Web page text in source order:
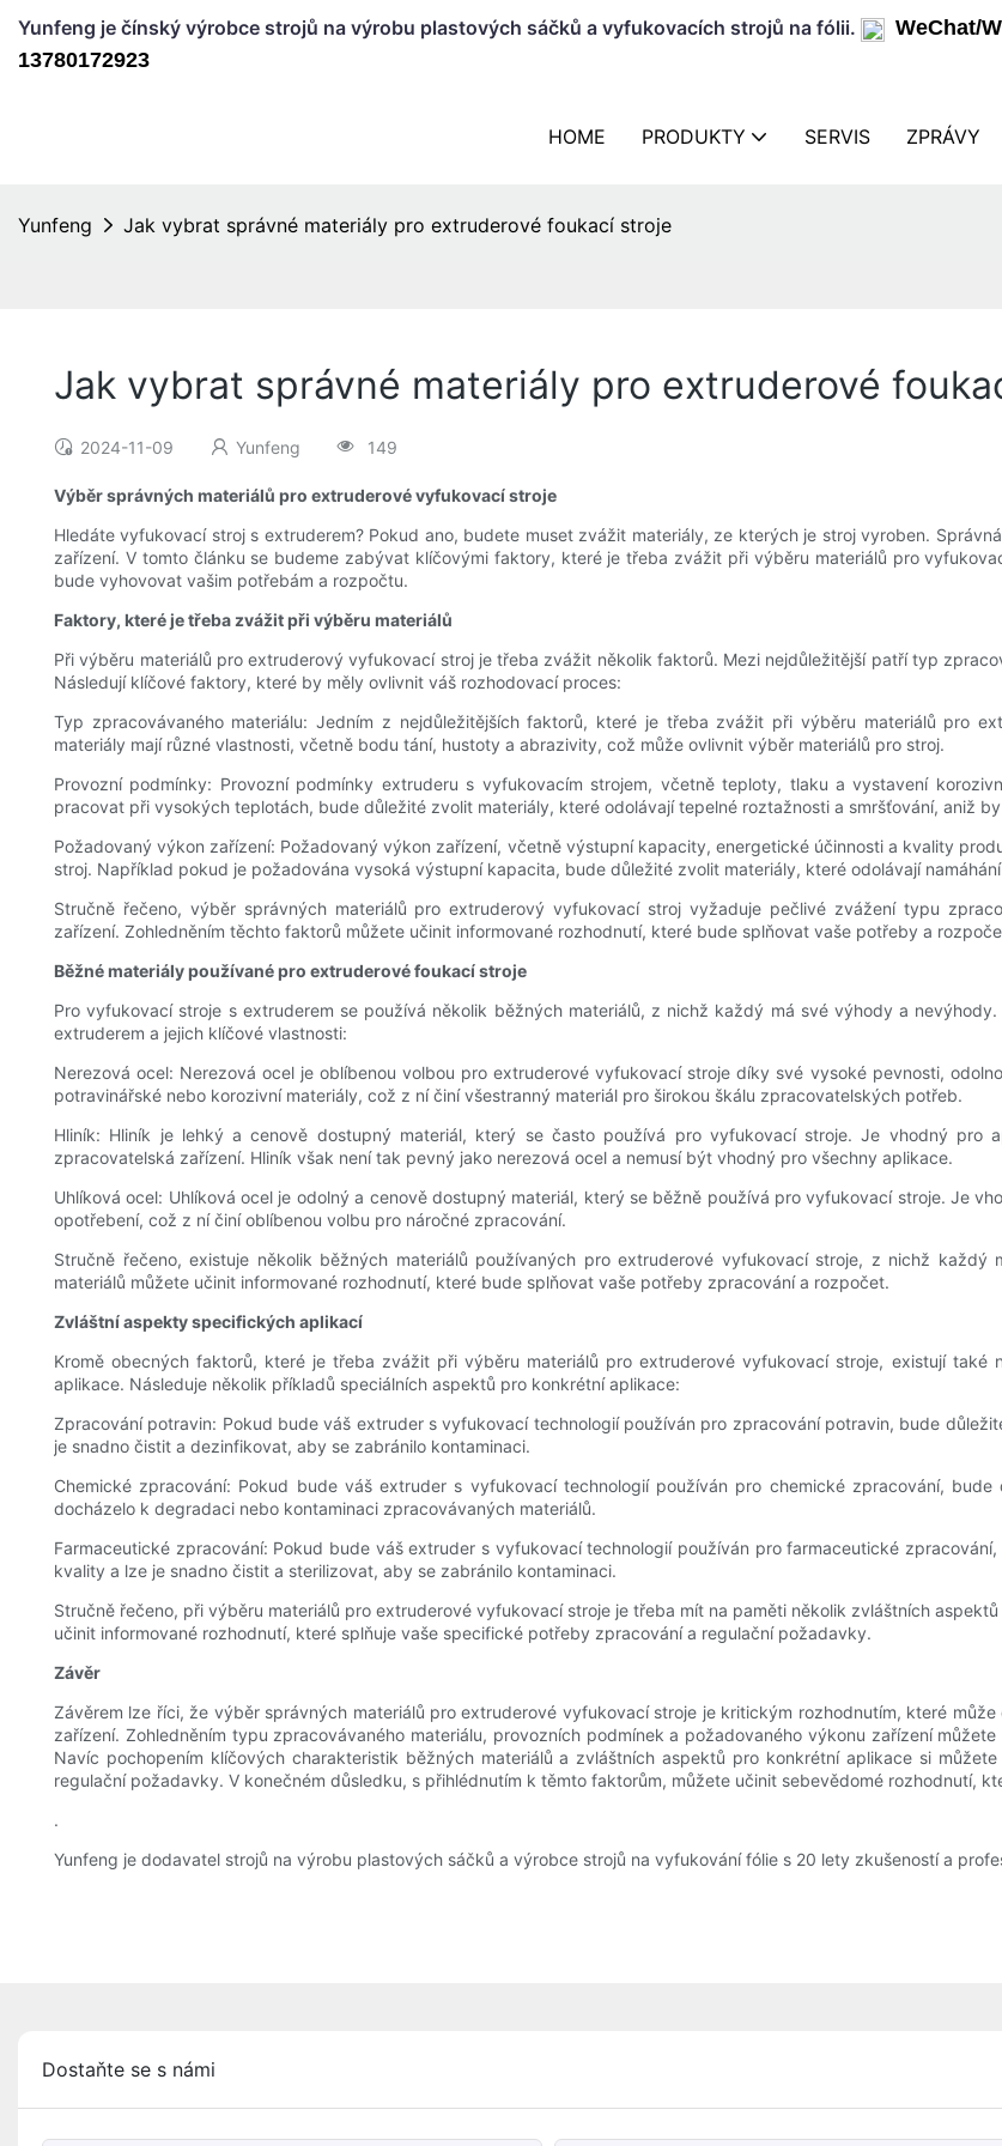
Yunfeng je čínský výrobce strojů na výrobu plastových sáčků a vyfukovacích strojů na fólii.
WeChat/
13780172923
HOME PRODUKTY SERVIS ZPRÁVY
Yunfeng Jak vybrat správné materiály pro extruderové foukací stroje
Jak vybrat správné materiály pro extruderové
2024-11-09 Yunfeng 149
Výběr správných materiálů pro extruderové vyfukovací stroje
Hledáte vyfukovací stroj s extruderem? Pokud ano, budete muset zvážit materiály, ze kterých je stroj vyroben.
zařízení. V tomto článku se budeme zabývat klíčovými faktory, které je třeba zvážit při výběru materiálů pro
bude vyhovovat vašim potřebám a rozpočtu.
Faktory, které je třeba zvážit při výběru materiálů
Při výběru materiálů pro extruderový vyfukovací stroj je třeba zvážit několik faktorů. Mezi nejdůležitější patří typ
Následují klíčové faktory, které by měly ovlivnit váš rozhodovací proces:
Typ zpracovávaného materiálu: Jedním z nejdůležitějších faktorů, které je třeba zvážit při výběru materiálů pro
materiály mají různé vlastnosti, včetně bodu tání, hustoty a abrazivity, což může ovlivnit výběr materiálů pro stroj.
Provozní podmínky: Provozní podmínky extruderu s vyfukovacím strojem, včetně teploty, tlaku a vystavení
pracovat při vysokých teplotách, bude důležité zvolit materiály, které odolávají tepelné roztažnosti a smršťování, aniž
Požadovaný výkon zařízení: Požadovaný výkon zařízení, včetně výstupní kapacity, energetické účinnosti a kvality
stroj. Například pokud je požadována vysoká výstupní kapacita, bude důležité zvolit materiály, které odolávají
Stručně řečeno, výběr správných materiálů pro extruderový vyfukovací stroj vyžaduje pečlivé zvážení typu
zařízení. Zohledněním těchto faktorů můžete učinit informované rozhodnutí, které bude splňovat vaše potřeby a
Běžné materiály používané pro extruderové foukací stroje
Pro vyfukovací stroje s extruderem se používá několik běžných materiálů, z nichž každý má své výhody a
extruderem a jejich klíčové vlastnosti:
Nerezová ocel: Nerezová ocel je oblíbenou volbou pro extruderové vyfukovací stroje díky své vysoké pevnosti,
potravinářské nebo korozivní materiály, což z ní činí všestranný materiál pro širokou škálu zpracovatelských potřeb.
Hliník: Hliník je lehký a cenově dostupný materiál, který se často používá pro vyfukovací stroje. Je vhodný pro
zpracovatelská zařízení. Hliník však není tak pevný jako nerezová ocel a nemusí být vhodný pro všechny aplikace.
Uhlíková ocel: Uhlíková ocel je odolný a cenově dostupný materiál, který se běžně používá pro vyfukovací stroje. Je
opotřebení, což z ní činí oblíbenou volbu pro náročné zpracování.
Stručně řečeno, existuje několik běžných materiálů používaných pro extruderové vyfukovací stroje, z nichž
materiálů můžete učinit informované rozhodnutí, které bude splňovat vaše potřeby zpracování a rozpočet.
Zvláštní aspekty specifických aplikací
Kromě obecných faktorů, které je třeba zvážit při výběru materiálů pro extruderové vyfukovací stroje, existují
aplikace. Následuje několik příkladů speciálních aspektů pro konkrétní aplikace:
Zpracování potravin: Pokud bude váš extruder s vyfukovací technologií používán pro zpracování potravin, bude
je snadno čistit a dezinfikovat, aby se zabránilo kontaminaci.
Chemické zpracování: Pokud bude váš extruder s vyfukovací technologií používán pro chemické zpracování,
docházelo k degradaci nebo kontaminaci zpracovávaných materiálů.
Farmaceutické zpracování: Pokud bude váš extruder s vyfukovací technologií používán pro farmaceutické
kvality a lze je snadno čistit a sterilizovat, aby se zabránilo kontaminaci.
Stručně řečeno, při výběru materiálů pro extruderové vyfukovací stroje je třeba mít na paměti několik zvláštních
učinit informované rozhodnutí, které splňuje vaše specifické potřeby zpracování a regulační požadavky.
Závěr
Závěrem lze říci, že výběr správných materiálů pro extruderové vyfukovací stroje je kritickým rozhodnutím, které
zařízení. Zohledněním typu zpracovávaného materiálu, provozních podmínek a požadovaného výkonu zařízení
Navíc pochopením klíčových charakteristik běžných materiálů a zvláštních aspektů pro konkrétní aplikace si
regulační požadavky. V konečném důsledku, s přihlédnutím k těmto faktorům, můžete učinit sebevědomé rozhodnutí,
.
Yunfeng je dodavatel strojů na výrobu plastových sáčků a výrobce strojů na vyfukování fólie s 20 lety zkušeností a
Dostaňte se s námi